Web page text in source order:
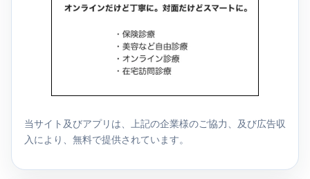
当サイト及びアプリは、上記の企業様のご協力、及び広告収
入により、無料で提供されています。